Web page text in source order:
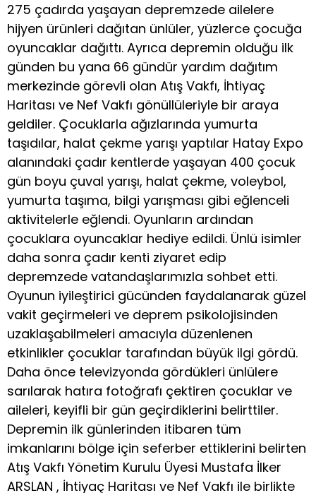
275 çadırda yaşayan depremzede ailelere
hijyen ürünleri dağıtan ünlüler, yüzlerce çocuğa
oyuncaklar dağıttı. Ayrıca depremin olduğu ilk
günden bu yana 66 gündür yardım dağıtım
merkezinde görevli olan Atış Vakfı, İhtiyaç
Haritası ve Nef Vakfı gönüllüleriyle bir araya
geldiler. Çocuklarla ağızlarında yumurta
taşıdılar, halat çekme yarışı yaptılar Hatay Expo
alanındaki çadır kentlerde yaşayan 400 çocuk
gün boyu çuval yarışı, halat çekme, voleybol,
yumurta taşıma, bilgi yarışması gibi eğlenceli
aktivitelerle eğlendi. Oyunların ardından
çocuklara oyuncaklar hediye edildi. Ünlü isimler
daha sonra çadır kenti ziyaret edip
depremzede vatandaşlarımızla sohbet etti.
Oyunun iyileştirici gücünden faydalanarak güzel
vakit geçirmeleri ve deprem psikolojisinden
uzaklaşabilmeleri amacıyla düzenlenen
etkinlikler çocuklar tarafından büyük ilgi gördü.
Daha önce televizyonda gördükleri ünlülere
sarılarak hatıra fotoğrafı çektiren çocuklar ve
aileleri, keyifli bir gün geçirdiklerini belirttiler.
Depremin ilk günlerinden itibaren tüm
imkanlarını bölge için seferber ettiklerini belirten
Atış Vakfı Yönetim Kurulu Üyesi Mustafa İlker
ARSLAN , İhtiyaç Haritası ve Nef Vakfı ile birlikte